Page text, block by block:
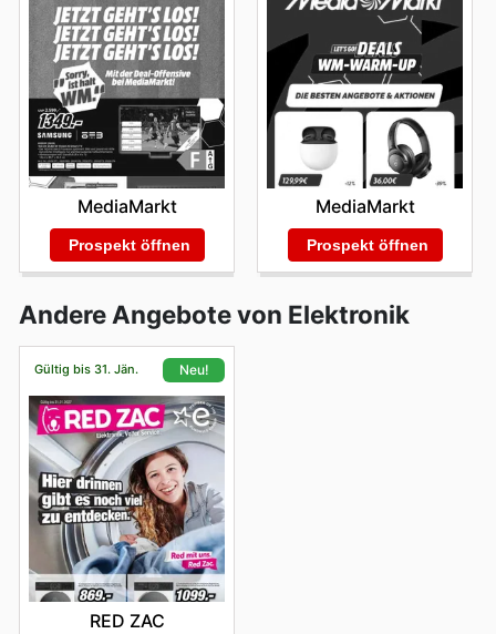
MediaMarkt
Prospekt öffnen
MediaMarkt
Prospekt öffnen
Andere Angebote von Elektronik
Gültig bis 31. Jän. Neu!
RED ZAC